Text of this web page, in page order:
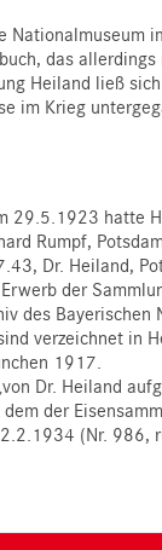
das
Heiland ließ
im Krieg
29.5.1923 hatte
Rumpf,
Dr. Heiland,
der
des Bayerischen
verzeichnet in
1917.
Dr. Heiland
der
(Nr. 986,